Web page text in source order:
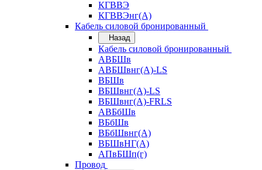
КГВВЭ
КГВВЭнг(А)
Кабель силовой бронированный
Назад
Кабель силовой бронированный
АВБШв
АВБШвнг(А)-LS
ВБШв
ВБШвнг(А)-LS
ВБШвнг(А)-FRLS
АВБбШв
ВБбШв
ВБбШвнг(А)
ВБШвНГ(А)
АПвБШп(г)
Провод